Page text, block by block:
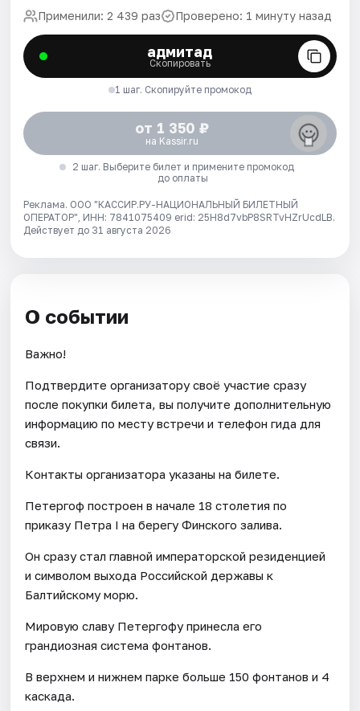
Применили: 2 439 раз Проверено: 1 минуту назад
адмитад
Скопировать
1 шаг. Скопируйте промокод
от 1 350 ₽
на Kassir.ru
2 шаг. Выберите билет и примените промокод
до оплаты
Реклама. ООО "КАССИР.РУ-НАЦИОНАЛЬНЫЙ БИЛЕТНЫЙ
ОПЕРАТОР", ИНН: 7841075409 erid: 25H8d7vbP8SRTvHZrUcdLB.
Действует до 31 августа 2026
О событии
Важно!
Подтвердите организатору своё участие сразу
после покупки билета, вы получите дополнительную
информацию по месту встречи и телефон гида для
связи.
Контакты организатора указаны на билете.
Петергоф построен в начале 18 столетия по
приказу Петра I на берегу Финского залива.
Он сразу стал главной императорской резиденцией
и символом выхода Российской державы к
Балтийскому морю.
Мировую славу Петергофу принесла его
грандиозная система фонтанов.
В верхнем и нижнем парке больше 150 фонтанов и 4
каскада.